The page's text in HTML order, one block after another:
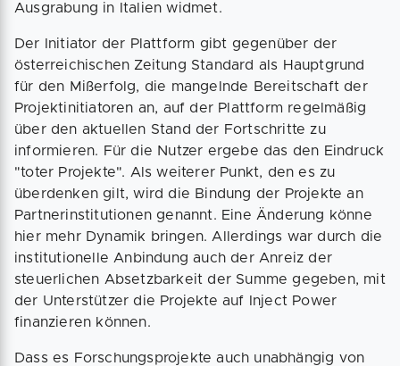
Ausgrabung in Italien widmet.
Der Initiator der Plattform gibt gegenüber der
österreichischen Zeitung Standard als Hauptgrund
für den Mißerfolg, die mangelnde Bereitschaft der
Projektinitiatoren an, auf der Plattform regelmäßig
über den aktuellen Stand der Fortschritte zu
informieren. Für die Nutzer ergebe das den Eindruck
"toter Projekte". Als weiterer Punkt, den es zu
überdenken gilt, wird die Bindung der Projekte an
Partnerinstitutionen genannt. Eine Änderung könne
hier mehr Dynamik bringen. Allerdings war durch die
institutionelle Anbindung auch der Anreiz der
steuerlichen Absetzbarkeit der Summe gegeben, mit
der Unterstützer die Projekte auf Inject Power
finanzieren können.
Dass es Forschungsprojekte auch unabhängig von